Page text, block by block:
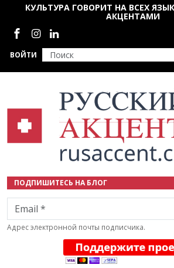
Перейти к основному содержанию
ВОЙТИ
КУЛЬТУРА ГОВОРИТ НА ВСЕХ
АКЦЕНТАМИ
Социальные сети
ПОДПИШИТЕСЬ НА БЛОГ
Email
Адрес электронной почты подписчика.